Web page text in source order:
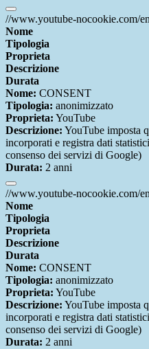
//www.youtube-nocookie.com/
Nome
Tipologia
Proprieta
Descrizione
Durata
Nome: CONSENT
Tipologia: anonimizzato
Proprieta: YouTube
Descrizione: YouTube imposta
incorporati e registra dati
consenso dei servizi di Google)
Durata: 2 anni
//www.youtube-nocookie.com/
Nome
Tipologia
Proprieta
Descrizione
Durata
Nome: CONSENT
Tipologia: anonimizzato
Proprieta: YouTube
Descrizione: YouTube imposta
incorporati e registra dati
consenso dei servizi di Google)
Durata: 2 anni